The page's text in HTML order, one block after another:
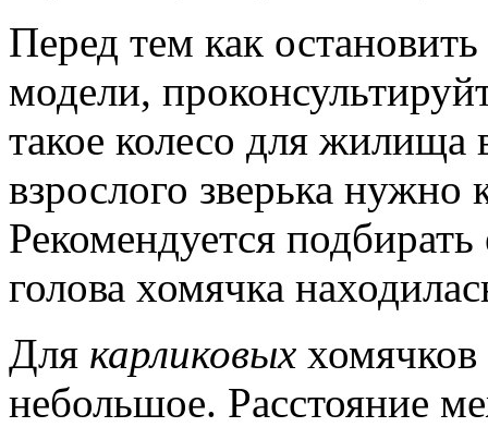
Перед тем как
модели,
такое колесо для
взрослого зверька
Рекомендуется
голова хомячка
Для карликовых
небольшое. Расстояние